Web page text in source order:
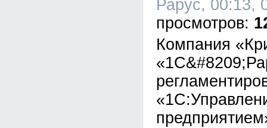
Рарус, 00:13,
Компания